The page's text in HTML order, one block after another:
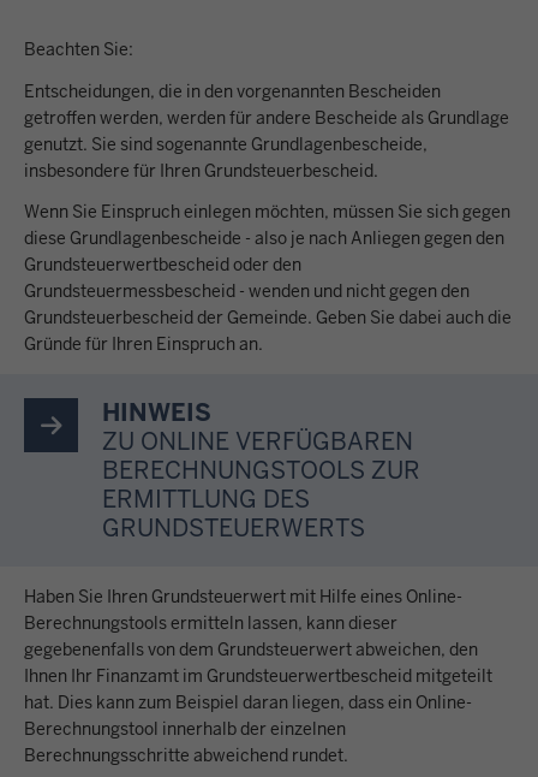
Beachten Sie:
Entscheidungen, die in den vorgenannten Bescheiden
getroffen werden, werden für andere Bescheide als Grundlage
genutzt. Sie sind sogenannte Grundlagenbescheide,
insbesondere für Ihren Grundsteuerbescheid.
Wenn Sie Einspruch einlegen möchten, müssen Sie sich gegen
diese Grundlagenbescheide - also je nach Anliegen gegen den
Grundsteuerwertbescheidoder den
Grundsteuermessbescheid - wenden und nicht gegen den
Grundsteuerbescheid der Gemeinde. Geben Sie dabei auch die
Gründe für Ihren Einspruch an.
HINWEIS
ZU ONLINE VERFÜGBAREN
BERECHNUNGSTOOLS ZUR
ERMITTLUNG DES
GRUNDSTEUERWERTS
Haben Sie Ihren Grundsteuerwert mit Hilfe eines Online-
Berechnungstools ermitteln lassen, kann dieser
gegebenenfalls von dem Grundsteuerwert abweichen, den
Ihnen Ihr Finanzamt im Grundsteuerwertbescheid mitgeteilt
hat. Dies kann zum Beispiel daran liegen, dass ein Online-
Berechnungstool innerhalb der einzelnen
Berechnungsschritte abweichend rundet.